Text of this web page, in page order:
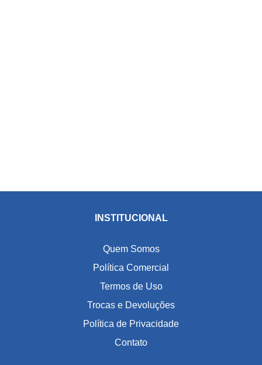
INSTITUCIONAL
Quem Somos
Política Comercial
Termos de Uso
Trocas e Devoluções
Política de Privacidade
Contato